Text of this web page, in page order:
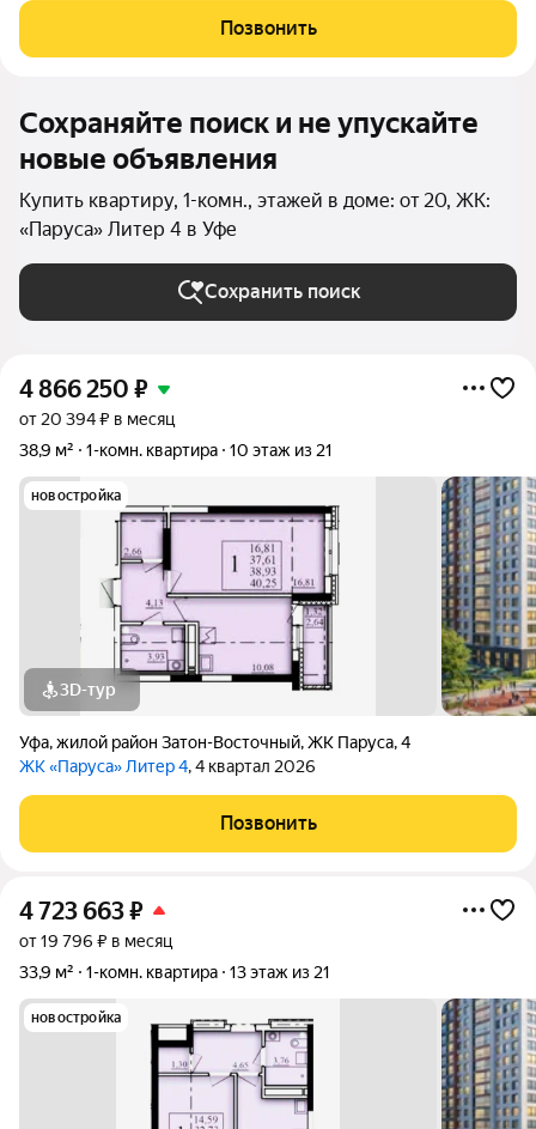
Позвонить
Сохраняйте поиск и не упускайте
новые объявления
Купить квартиру, 1-комн., этажей в доме: от 20, ЖК:
«Паруса» Литер 4 в Уфе
Сохранить поиск
4 866 250 ₽
от 20 394 ₽ в месяц
38,9 м²
1-комн. квартира 10 этаж из 21
новостройка
3D-тур
Уфа,жилой район Затон-Восточный,ЖК Паруса,4
ЖК «Паруса» Литер 4, 4 квартал 2026
Позвонить
4 723 663₽
от 19 796 ₽ в месяц
33,9 м²
1-комн. квартира 13 этаж из 21
новостройка